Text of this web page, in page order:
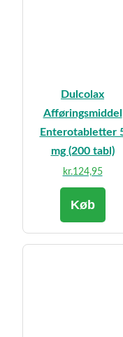
Dulcolax
Afføringsmiddel
Enterotabletter
mg (200 tabl)
kr.124,95
Køb